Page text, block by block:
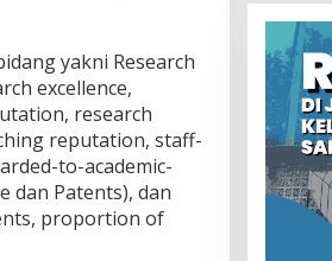
yakni Research
excellence,
research
reputation, staff-
to-academic-
dan Patents), dan
proportion of